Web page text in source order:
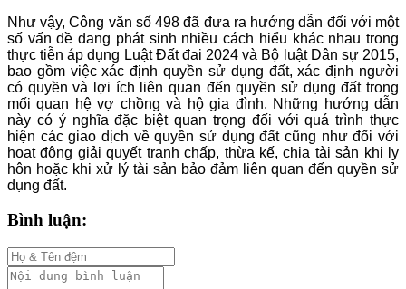
Như vậy, Công văn số 498 đã đưa ra hướng dẫn đối với một
số vấn đề đang phát sinh nhiều cách hiểu khác nhau trong
thực tiễn áp dụng Luật Đất đai 2024 và Bộ luật Dân sự 2015,
bao gồm việc xác định quyền sử dụng đất, xác định người
có quyền và lợi ích liên quan đến quyền sử dụng đất trong
mối quan hệ vợ chồng và hộ gia đình. Những hướng dẫn
này có ý nghĩa đặc biệt quan trọng đối với quá trình thực
hiện các giao dịch về quyền sử dụng đất cũng như đối với
hoạt động giải quyết tranh chấp, thừa kế, chia tài sản khi ly
hôn hoặc khi xử lý tài sản bảo đảm liên quan đến quyền sử
dụng đất.
Bình luận: